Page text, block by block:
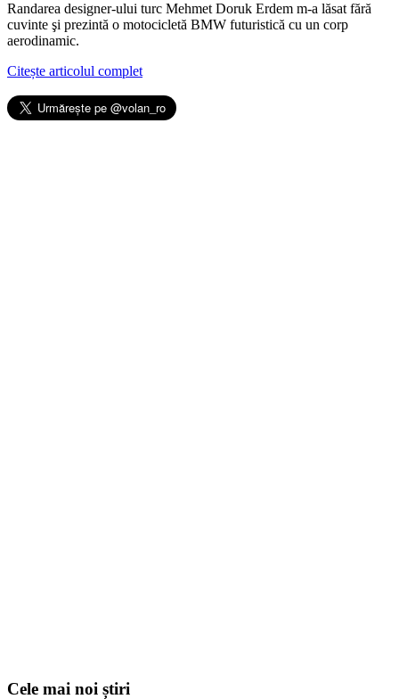
Randarea designer-ului turc Mehmet Doruk Erdem m-a lăsat fără
cuvinte şi prezintă o motocicletă BMW futuristică cu un corp
aerodinamic.
Citește articolul complet
Cele mai noi știri